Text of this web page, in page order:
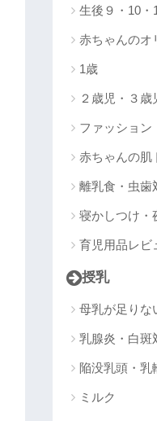
生後９・10・
赤ちゃんのオ
1歳
２歳児・３歳
ファッション
赤ちゃんの肌
離乳食・虫歯
寝かしつけ・
育児用品レビ
授乳
母乳が足りな
乳腺炎・白斑
陥没乳頭・乳
ミルク